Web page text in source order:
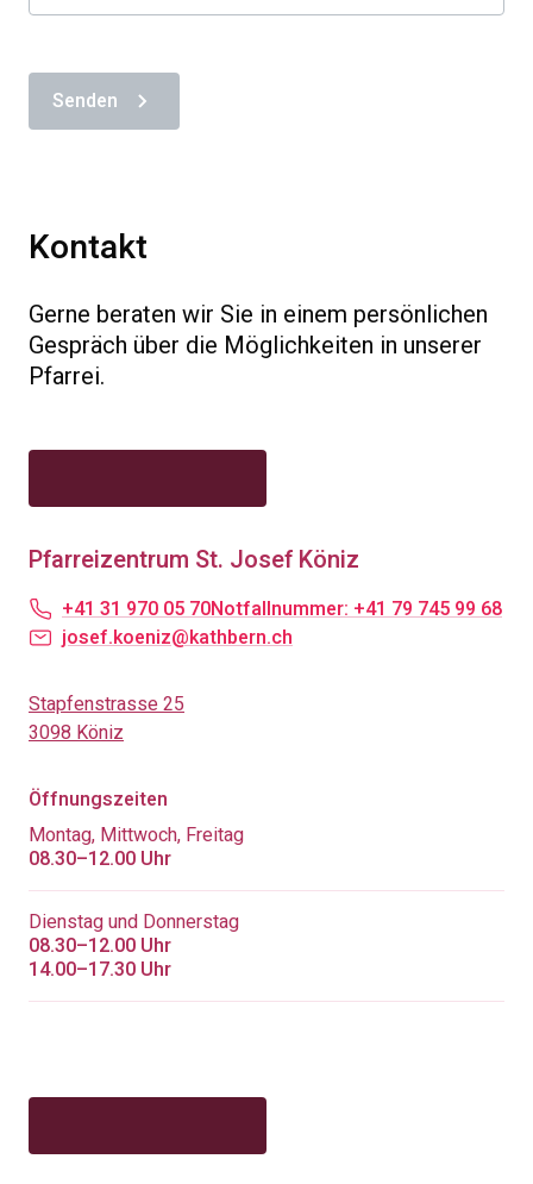
Senden
Kontakt
Gerne beraten wir Sie in einem persönlichen
Gespräch über die Möglichkeiten in unserer
Pfarrei.
Pfarreizentrum St. Josef Köniz
+41 31 970 05 70Notfallnummer: +41 79 745 99 68
josef.koeniz@kathbern.ch
Stapfenstrasse 25
3098 Köniz
Öffnungszeiten
Montag, Mittwoch, Freitag
08.30–12.00 Uhr
Dienstag und Donnerstag
08.30–12.00 Uhr
14.00–17.30 Uhr